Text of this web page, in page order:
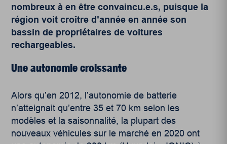
nombreux à en être convaincu.e.s, puisque la
région voit croître d’année en année son
bassin de propriétaires de voitures
rechargeables.
Une autonomie croissante
Alors qu’en 2012, l’autonomie de batterie
n’atteignait qu’entre 35 et 70 km selon les
modèles et la saisonnalité, la plupart des
nouveaux véhicules sur le marché en 2020 ont